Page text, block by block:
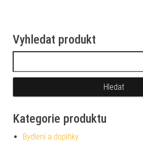
Vyhledat produkt
Kategorie produktu
Bydlení a doplňky